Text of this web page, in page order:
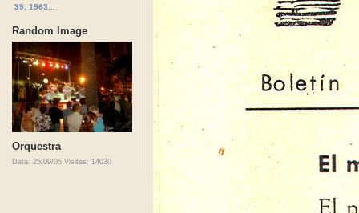
39. 1963...
Random Image
Orquestra
Data: 25/09/05 Visites: 14030